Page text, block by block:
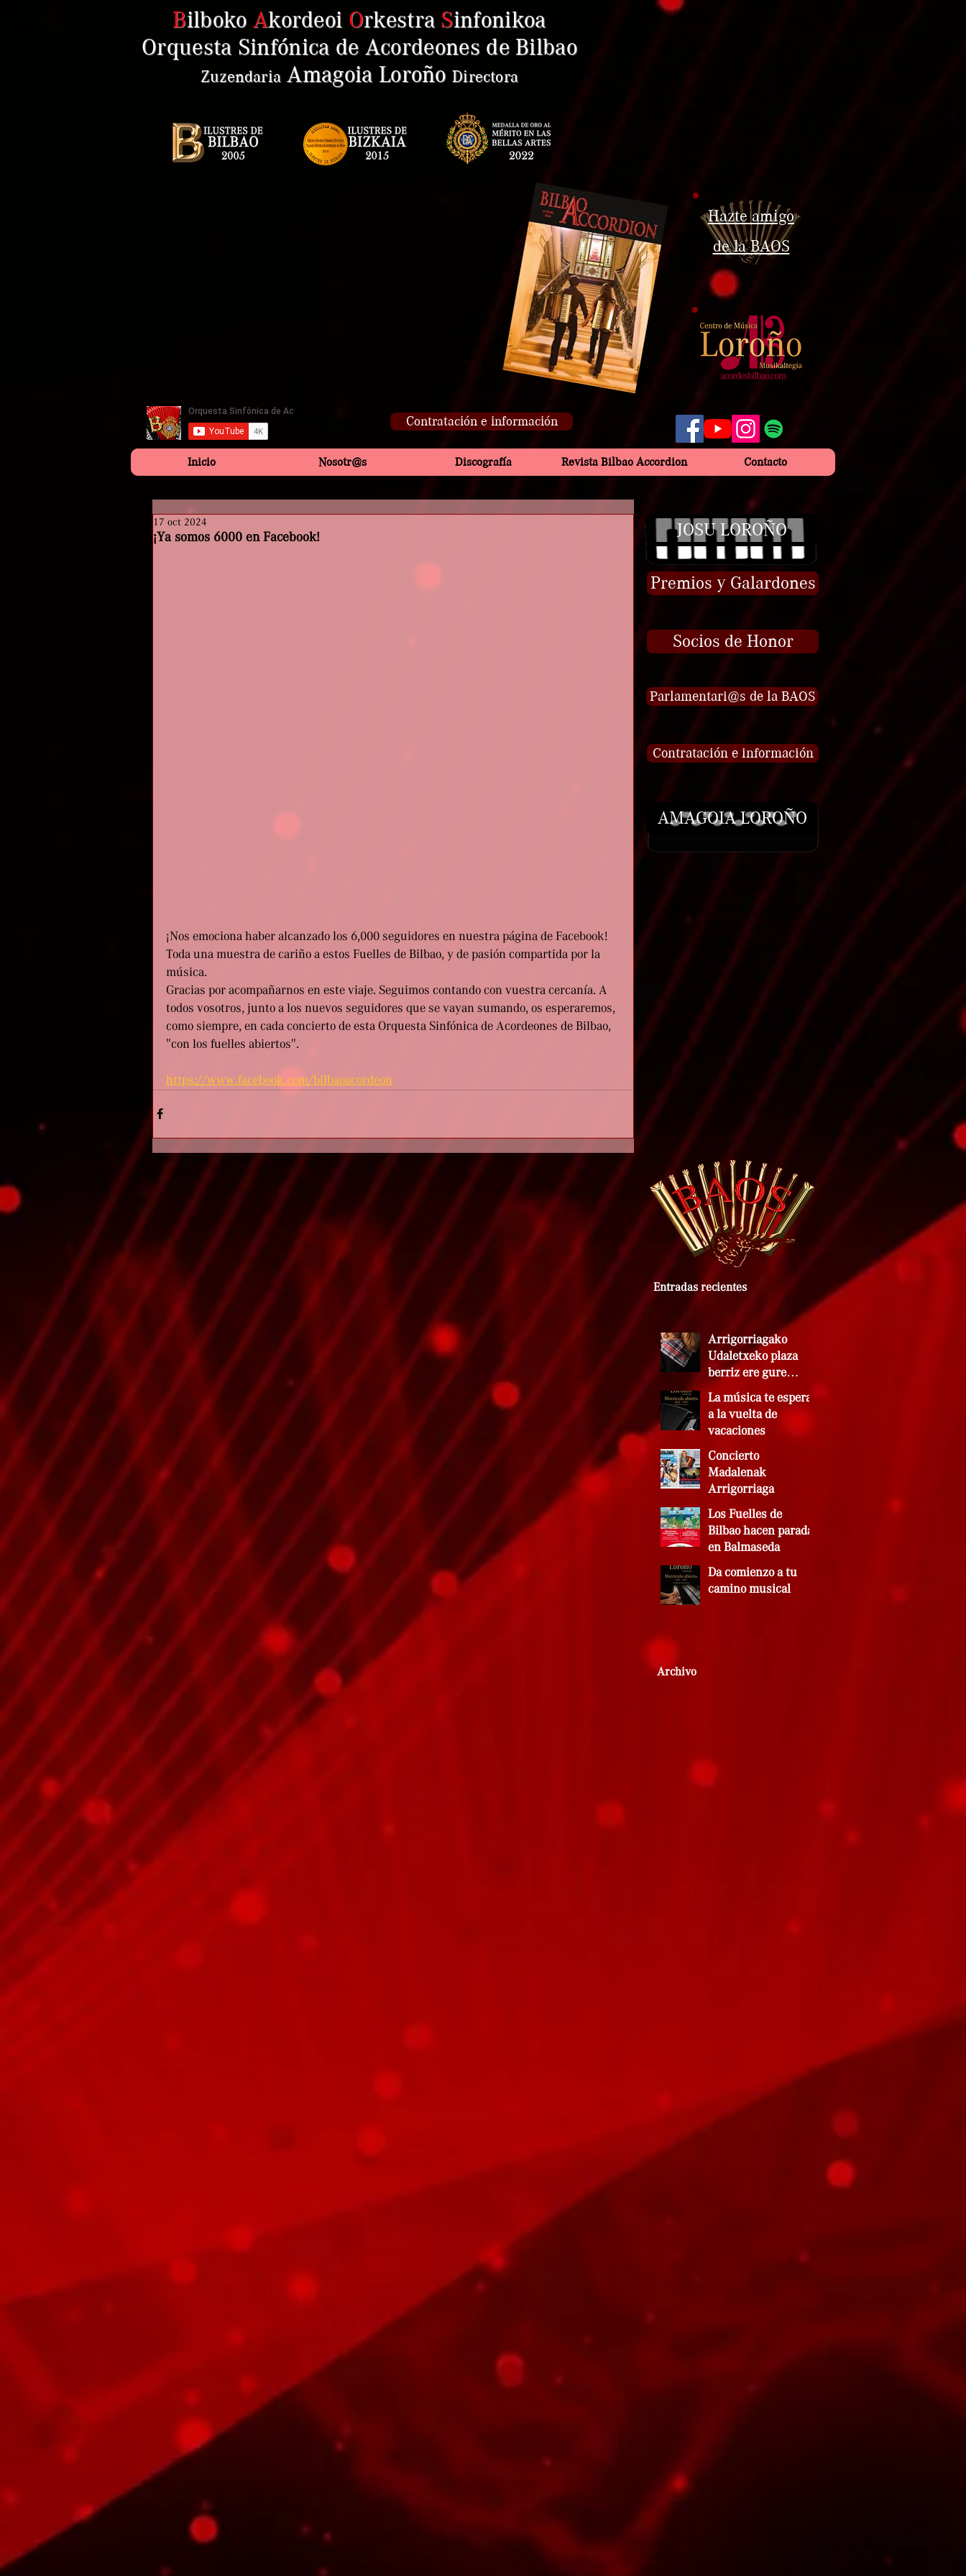
Hazte amigo
de la BAOS
Inicio Nosotr@s Discografía Revista Bilbao Accordion Contacto
Contratación e información
Bilboko Akordeoi Orkestra Sinfonikoa
Orquesta Sinfónica de Acordeones de Bilbao
Zuzendaria Amagoia Loroño Directora
¡Ya somos 6000 en Facebook!
17 oct 2024
¡Nos emociona haber alcanzado los 6,000 seguidores en nuestra página de Facebook!
Toda una muestra de cariño a estos Fuelles de Bilbao, y de pasión compartida por la
música.
Gracias por acompañarnos en este viaje. Seguimos contando con vuestra cercanía. A
todos vosotros, junto a los nuevos seguidores que se vayan sumando, os esperaremos,
como siempre, en cada concierto de esta Orquesta Sinfónica de Acordeones de Bilbao,
"con los fuelles abiertos".
https://www.facebook.com/bilbaoacordeon
Premios y Galardones
JOSU LOROÑO
Socios de Honor
Parlamentari@s de la BAOS
Contratación e información
AMAGOIA LOROÑO
Entradas recientes
Arrigorriagako
Udaletxeko plaza
berriz ere gure
doinuekin bete zen
La música te espera
a la vuelta de
vacaciones
Concierto
Madalenak
Arrigorriaga
Los Fuelles de
Bilbao hacen parada
en Balmaseda
Da comienzo a tu
camino musical
Archivo